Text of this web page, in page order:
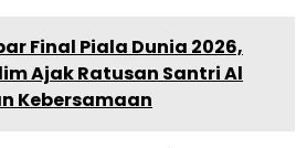
Final Piala Dunia 2026,
Ajak Ratusan Santri Al
Kebersamaan